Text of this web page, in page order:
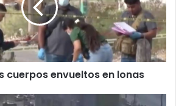
cuerpos envueltos en lonas